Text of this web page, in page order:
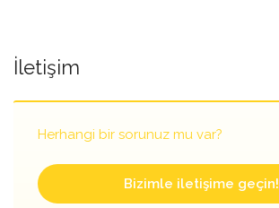
İletişim
Herhangi bir sorunuz mu var?
Bizimle iletişime geçin!